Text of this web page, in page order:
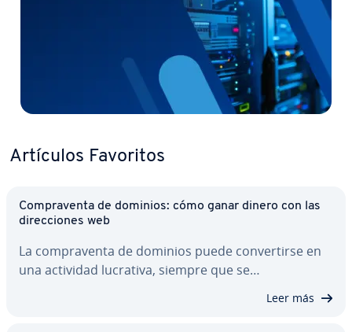
Artículos Favoritos
Co­m­pra­ve­n­ta de dominios: cómo ganar dinero con las
di­re­c­cio­nes web
La co­m­pra­ve­n­ta de dominios puede co­n­ve­r­ti­r­se en
una actividad lucrativa, siempre que se…
Leer más